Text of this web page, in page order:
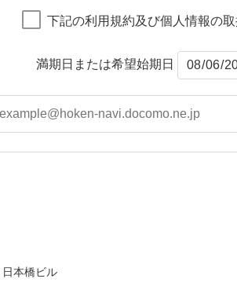
下記の利用規約及び個人情報の
満期日または希望始期日
本橋ビル